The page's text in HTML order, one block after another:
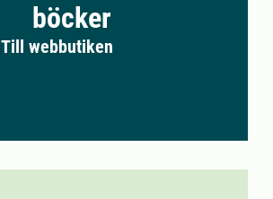
böcker
Till webbutiken